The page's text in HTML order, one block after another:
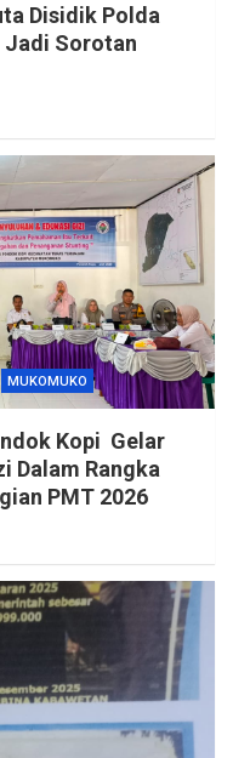
Disidik Polda
Jadi Sorotan
MUKOMUKO
Kopi Gelar
Dalam Rangka
PMT 2026